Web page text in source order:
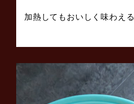
加熱してもおいしく味わえ